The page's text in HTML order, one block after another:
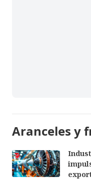
Aranceles y